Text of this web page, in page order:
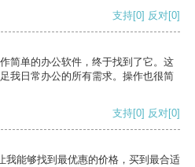
支持[0] 反对[0]
简单的办公软件，终于找到了它。这
我日常办公的所有需求。操作也很简
支持[0] 反对[0]
我能够找到最优惠的价格，买到最合适